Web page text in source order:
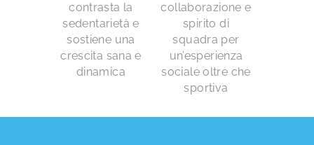
contrasta la
sedentarietà e
sostiene una
crescita sana e
dinamica
collaborazione e
spirito di
squadra per
un’esperienza
sociale oltre che
sportiva